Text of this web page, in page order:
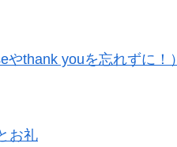
thank youを忘れずに！）
お礼